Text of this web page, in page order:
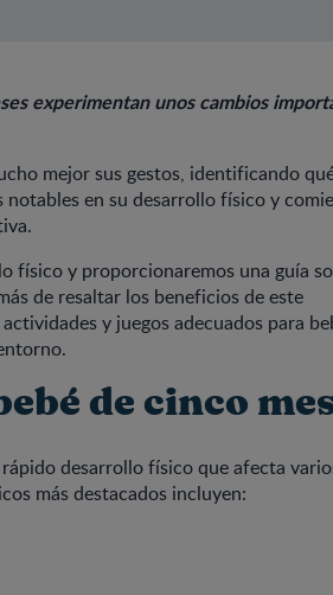
experimentan unos cambios
mejor sus gestos, identificando
en su desarrollo físico y
físico y proporcionaremos una guía
de resaltar los beneficios de este
y juegos adecuados para
de cinco
desarrollo físico que afecta
más destacados incluyen: